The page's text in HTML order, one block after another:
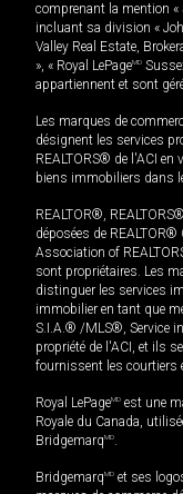
comprenant la mention «
incluant sa division «
Valley Real Estate,
», « Royal LePageMD
appartiennent et sont
Les marques de
désignent les services
REALTORS® de l'ACI en
biens immobiliers dans
REALTOR®,
déposées de
Association of
sont propriétaires. Les
distinguer les services
immobilier en tant que
S.I.A.® /MLS®, Service
propriété de l'ACI, et ils
fournissent les courtiers
Royal LePageMD est une
Royale du Canada,
BridgemarqMD.
BridgemarqMD et ses